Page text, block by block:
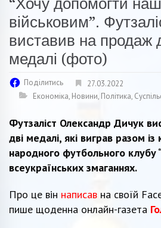
військовим”.
виставив на продаж
медалі (фото)
Поділитись
27.03.2022
Економіка, Новини, Політика,
Футзаліст Олександр Дичук
дві медалі, які виграв разом
народного футбольного клубу
всеукраїнських змаганнях.
Про це він написав на своїй
пише щоденна онлайн-газета